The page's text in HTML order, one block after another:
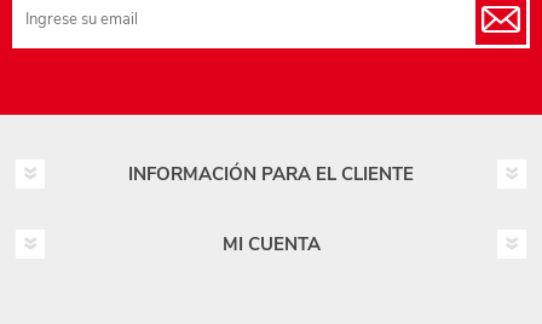
INFORMACIÓN PARA EL CLIENTE
MI CUENTA